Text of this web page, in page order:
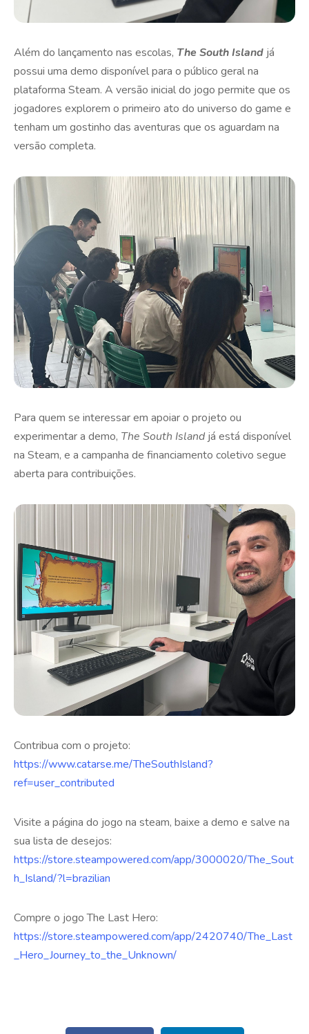
Além do lançamento nas escolas, The South Island já
possui uma demo disponível para o público geral na
plataforma Steam. A versão inicial do jogo permite que os
jogadores explorem o primeiro ato do universo do game e
tenham um gostinho das aventuras que os aguardam na
versão completa.
Para quem se interessar em apoiar o projeto ou
experimentar a demo, The South Island já está disponível
na Steam, e a campanha de financiamento coletivo segue
aberta para contribuições.
Contribua com o projeto:
https://www.catarse.me/TheSouthIsland?
ref=user_contributed
Visite a página do jogo na steam, baixe a demo e salve na
sua lista de desejos:
https://store.steampowered.com/app/3000020/The_Sout
h_Island/?l=brazilian
Compre o jogo The Last Hero:
https://store.steampowered.com/app/2420740/The_Last
_Hero_Journey_to_the_Unknown/